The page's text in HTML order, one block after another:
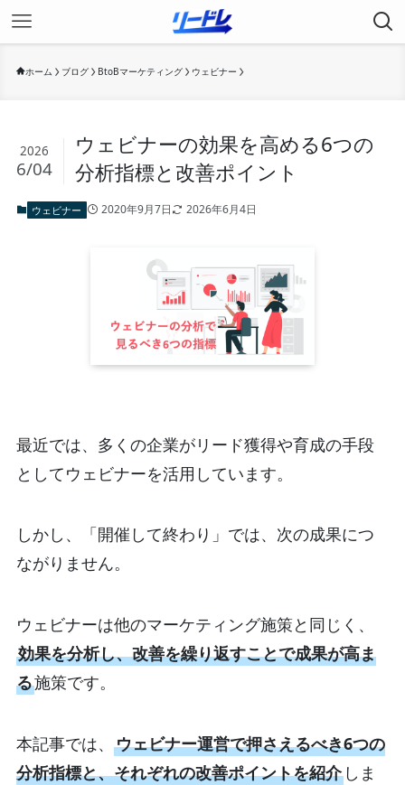
ホーム ブログ BtoBマーケティング ウェビナー
ウェビナーの効果を高める6つの
分析指標と改善ポイント
2026
6/04
ウェビナー 2020年9月7日 2026年6月4日
最近では、多くの企業がリード獲得や育成の手段
としてウェビナーを活用しています。
しかし、「開催して終わり」では、次の成果につ
ながりません。
ウェビナーは他のマーケティング施策と同じく、
効果を分析し、改善を繰り返すことで成果が高ま
る施策です。
本記事では、 ウェビナー運営で押さえるべき6つの
分析指標と、それぞれの改善ポイントを紹介しま